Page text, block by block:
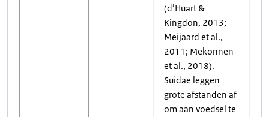
(d’Huart &
Kingdon, 2013;
Meijaard et al.,
2011; Mekonnen
et al., 2018).
Suidae leggen
grote afstanden af
om aan voedsel te